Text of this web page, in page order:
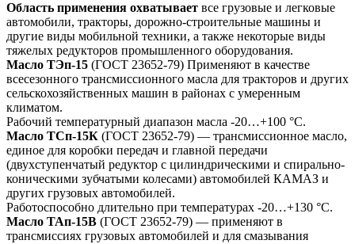
Область применения охватывает все грузовые и легковые
автомобили, тракторы, дорожно-строительные машины и
другие виды мобильной техники, а также некоторые виды
тяжелых редукторов промышленного оборудования.
Масло ТЭп-15 (ГОСТ 23652-79) Применяют в качестве
всесезонного трансмиссионного масла для тракторов и других
сельскохозяйственных машин в районах с умеренным
климатом.
Рабочий температурный диапазон масла -20…+100 °С.
Масло ТСп-15К (ГОСТ 23652-79) — трансмиссионное масло,
единое для коробки передач и главной передачи
(двухступенчатый редуктор с цилиндрическими и спирально-
коническими зубчатыми колесами) автомобилей КАМАЗ и
других грузовых автомобилей.
Работоспособно длительно при температурах -20…+130 °С.
Масло ТАп-15В (ГОСТ 23652-79) — применяют в
трансмиссиях грузовых автомобилей и для смазывания